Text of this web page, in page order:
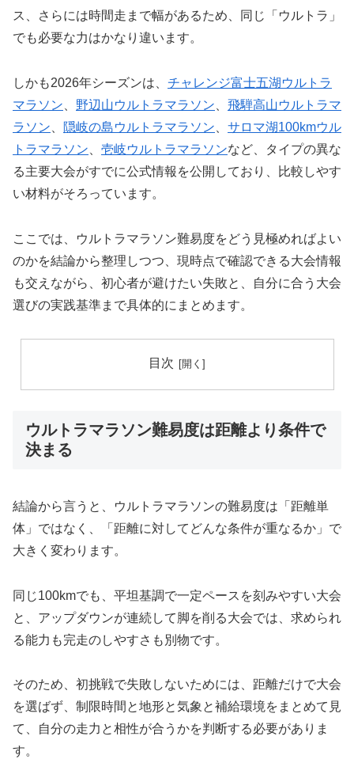
ス、さらには時間走まで幅があるため、同じ「ウルトラ」
でも必要な力はかなり違います。
しかも2026年シーズンは、 チャレンジ富士五湖ウルトラ
マラソン
野辺山ウルトラマラソン
飛騨高山ウルトラマ
ラソン
隠岐の島ウルトラマラソン
サロマ湖100kmウル
トラマラソン
壱岐ウルトラマラソンなど、タイプの異な
る主要大会がすでに公式情報を公開しており、比較しやす
い材料がそろっています。
ここでは、ウルトラマラソン難易度をどう見極めればよい
のかを結論から整理しつつ、現時点で確認できる大会情報
も交えながら、初心者が避けたい失敗と、自分に合う大会
選びの実践基準まで具体的にまとめます。
目次
ウルトラマラソン難易度は距離より条件で
決まる
結論から言うと、ウルトラマラソンの難易度は「距離単
体」ではなく、「距離に対してどんな条件が重なるか」で
大きく変わります。
同じ100kmでも、平坦基調で一定ペースを刻みやすい大会
と、アップダウンが連続して脚を削る大会では、求められ
る能力も完走のしやすさも別物です。
そのため、初挑戦で失敗しないためには、距離だけで大会
を選ばず、制限時間と地形と気象と補給環境をまとめて見
て、自分の走力と相性が合うかを判断する必要がありま
す。